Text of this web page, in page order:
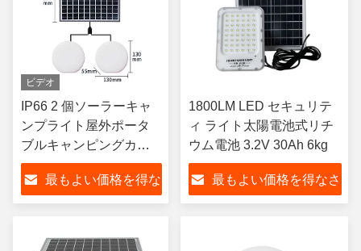
ビデオ
IP66 2 個ソーラーキャ
ンプライト屋外ポータ
ブルキャンピングカー
ソーラーライト
最もよい価格を得な
1800LM LED セキュリテ
ィ ライト太陽電池式リチ
ウム電池 3.2V 30Ah 6kg
最もよい価格を得なさ